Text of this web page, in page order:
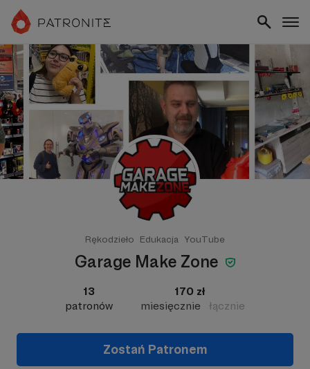
Rękodzieło Edukacja YouTube
Garage Make Zone
13
patronów
170 zł
miesięcznie
łącznie
Zostań Patronem